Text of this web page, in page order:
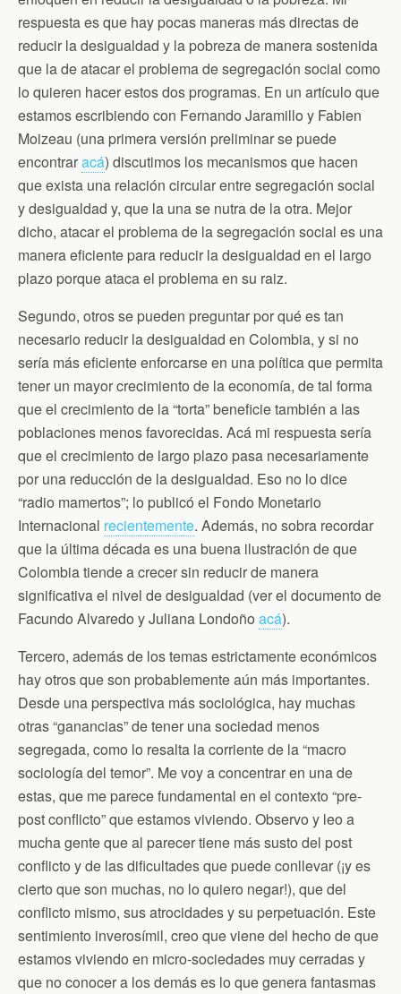
respuesta es que hay pocas maneras más directas de
reducir la desigualdad y la pobreza de manera sostenida
que la de atacar el problema de segregación social como
lo quieren hacer estos dos programas. En un artículo que
estamos escribiendo con Fernando Jaramillo y Fabien
Moizeau (una primera versión preliminar se puede
encontraracá) discutimos los mecanismos que hacen
que exista una relación circular entre segregación social
y desigualdad y, que la una se nutra de la otra. Mejor
dicho, atacar el problema de la segregación social es una
manera eficiente para reducir la desigualdad en el largo
plazo porque ataca el problema en su raiz.
Segundo, otros se pueden preguntar por qué es tan
necesario reducir la desigualdad en Colombia, y si no
sería más eficiente enforcarse en una política que permita
tener un mayor crecimiento de la economía, de tal forma
que el crecimiento de la “torta” beneficie también a las
poblaciones menos favorecidas. Acá mi respuesta sería
que el crecimiento de largo plazo pasa necesariamente
por una reducción de la desigualdad. Eso no lo dice
“radio mamertos”; lo publicó el Fondo Monetario
Internacional recientemente. Además, no sobra recordar
que la última década es una buena ilustración de que
Colombia tiende a crecer sin reducir de manera
significativa el nivel de desigualdad (ver el documento de
Facundo Alvaredo y Juliana Londoño acá).
Tercero, además de los temas estrictamente económicos
hay otros que son probablemente aún más importantes.
Desde una perspectiva más sociológica, hay muchas
otras “ganancias” de tener una sociedad menos
segregada, como lo resalta la corriente de la “macro
sociología del temor”. Me voy a concentrar en una de
estas, que me parece fundamental en el contexto “pre-
post conflicto” que estamos viviendo. Observo y leo a
mucha gente que al parecer tiene más susto del post
conflicto y de las dificultades que puede conllevar (¡y es
cierto que son muchas, no lo quiero negar!), que del
conflicto mismo, sus atrocidades y su perpetuación. Este
sentimiento inverosímil, creo que viene del hecho de que
estamos viviendo en micro-sociedades muy cerradas y
que no conocer a los demás es lo que genera fantasmas